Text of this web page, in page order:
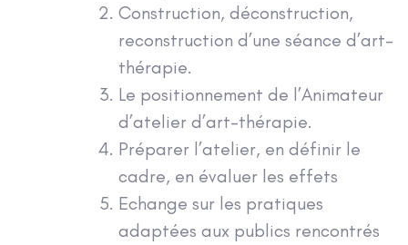
Construction, déconstruction,
reconstruction d’une séance d’art-
thérapie.
Le positionnement de l’Animateur
d’atelier d’art-thérapie.
Préparer l’atelier, en définir le
cadre, en évaluer les effets
Echange sur les pratiques
adaptées aux publics rencontrés